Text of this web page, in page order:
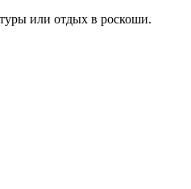
или отдых в роскоши.